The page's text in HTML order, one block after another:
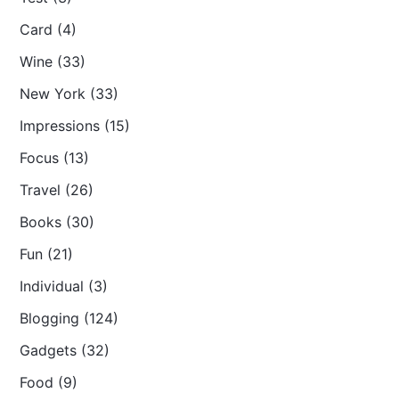
Card (4)
Wine (33)
New York (33)
Impressions (15)
Focus (13)
Travel (26)
Books (30)
Fun (21)
Individual (3)
Blogging (124)
Gadgets (32)
Food (9)